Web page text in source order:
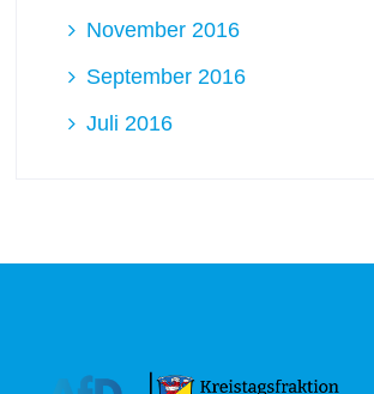
November 2016
September 2016
Juli 2016